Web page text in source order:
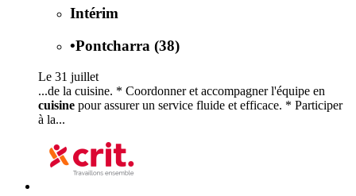
Intérim
•Pontcharra (38)
Le 31 juillet
...de la cuisine. * Coordonner et accompagner l'équipe en
cuisine pour assurer un service fluide et efficace. * Participer
à la...